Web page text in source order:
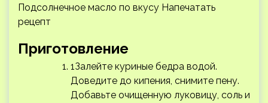
Подсолнечное масло по вкусу Напечатать
рецепт
Приготовление
1Залейте куриные бедра водой.
Доведите до кипения, снимите пену.
Добавьте очищенную луковицу, соль и